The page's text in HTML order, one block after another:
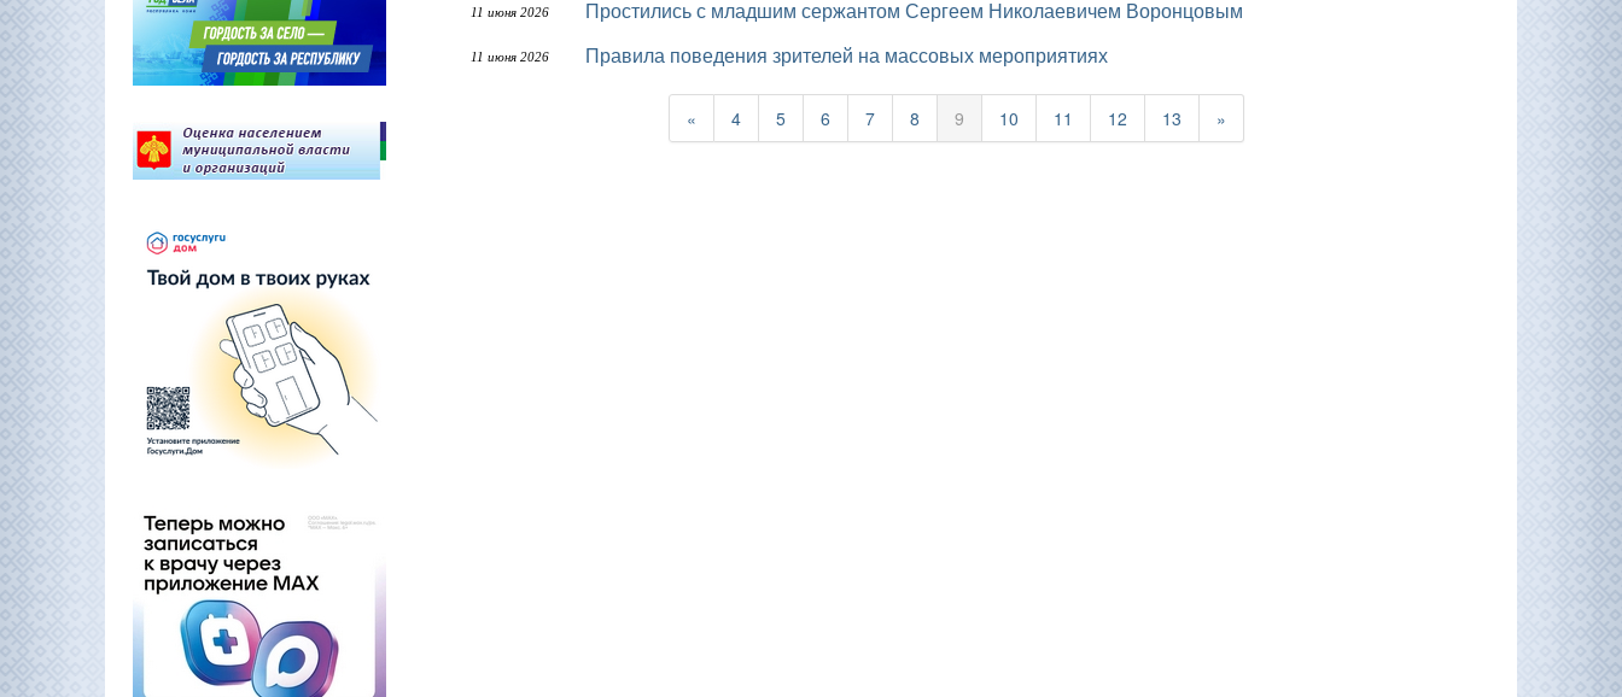
11 июня 2026 Простились с младшим сержантом Сергеем Николаевичем Воронцовым
11 июня 2026 Правила поведения зрителей на массовых мероприятиях
« 4 5 6 7 8 9 10 11 12 13 »